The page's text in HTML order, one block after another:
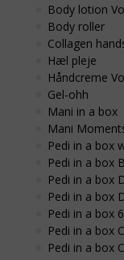
Body lotion
Body roller
Collagen
Hæl pleje
Håndcreme
Gel-ohh
Mani in a box
Mani
Pedi in a box
Pedi in a box
Pedi in a box
Pedi in a box
Pedi in a box
Pedi in a box
Pedi in a box